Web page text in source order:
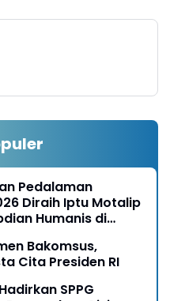
Pedalaman
Diraih Iptu Motalip
Humanis di
Bakomsus,
Cita Presiden RI
SPPG